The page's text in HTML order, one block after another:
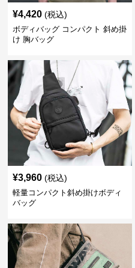
¥4,420 (税込)
ボディバッグ コンパクト 斜め掛
け 胸バッグ
¥3,960 (税込)
軽量コンパクト斜め掛けボディ
バッグ